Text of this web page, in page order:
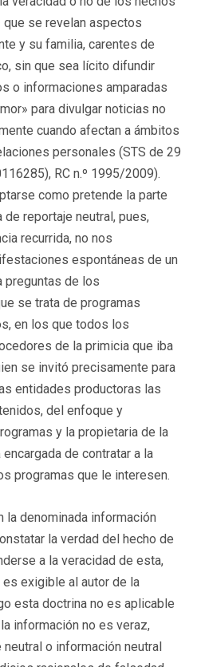
se revelan aspectos
y su familia, carentes de
sin que sea lícito difundir
o informaciones amparadas
para divulgar noticias no
cuando afectan a ámbitos
personales (STS de 29
RC n.º 1995/2009).
como pretende la parte
reportaje neutral, pues,
recurrida, no nos
espontáneas de un
preguntas de los
se trata de programas
en los que todos los
de la primicia que iba
se invitó precisamente para
entidades productoras las
del enfoque y
y la propietaria de la
de contratar a la
programas que le interesen.
la denominada información
la verdad del hecho de
a la veracidad de esta,
exigible al autor de la
esta doctrina no es aplicable
información no es veraz,
o información neutral